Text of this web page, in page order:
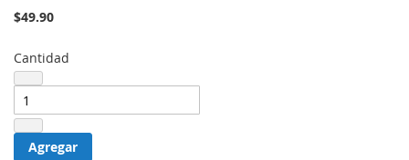
$49.90
Cantidad
Agregar